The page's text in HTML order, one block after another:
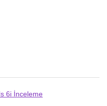
6i İnceleme